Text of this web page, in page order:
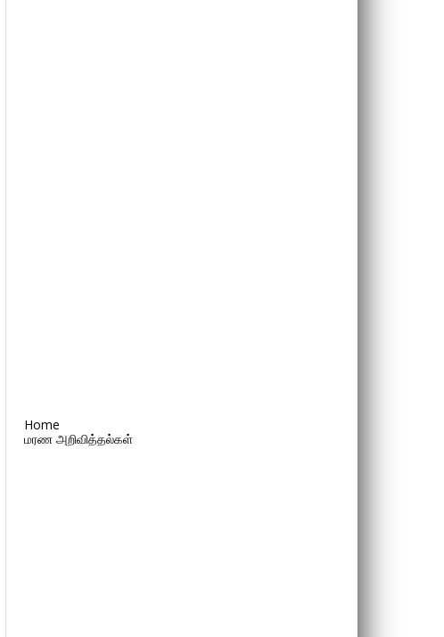
Home
மரண அறிவித்தல்கள்